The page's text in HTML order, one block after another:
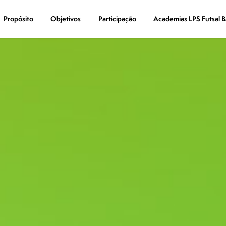
Propósito Objetivos Participação Academias LPS Futsal
Propósito Objetivos Participação Academias LPS Futsal